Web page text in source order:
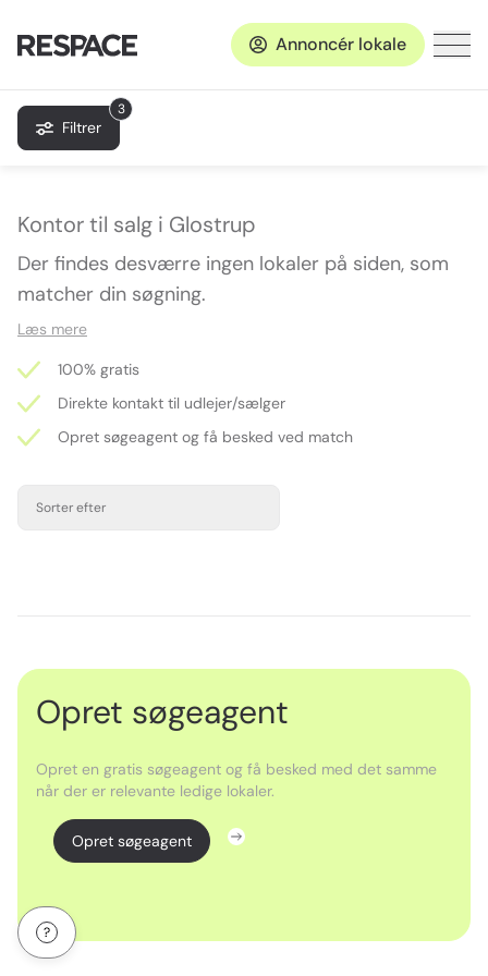
Annoncér lokale
3
Filtrer
Kontor til salg i Glostrup
Der findes desværre ingen lokaler på siden, som
matcher din søgning.
Læs mere
100% gratis
Direkte kontakt til udlejer/sælger
Opret søgeagent og få besked ved match
Sorter efter
Opret søgeagent
Opret en gratis søgeagent og få besked med det samme
når der er relevante ledige lokaler.
Opret søgeagent